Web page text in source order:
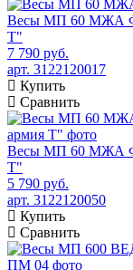
Весы МП 60 МЖА Ф-
Т"
7 790 руб.
арт. 3122120017
Купить
Сравнить
Весы МП 60 МЖА Ф-
Т"
5 790 руб.
арт. 3122120050
Купить
Сравнить